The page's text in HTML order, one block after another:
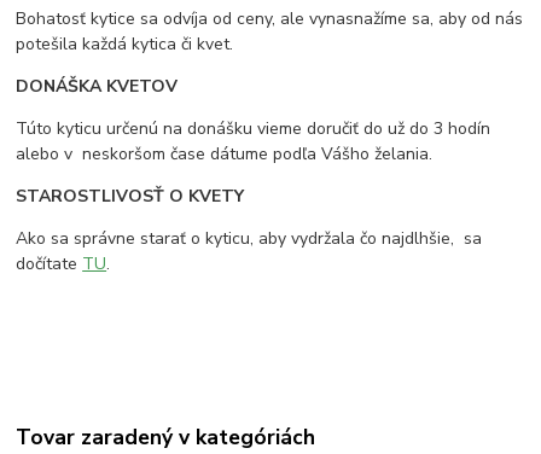
Bohatosť kytice sa odvíja od ceny, ale vynasnažíme sa, aby od nás
potešila každá kytica či kvet.
DONÁŠKA KVETOV
Túto kyticu určenú na donášku vieme doručiť do už do 3 hodín
alebo v neskoršom čase dátume podľa Vášho želania.
STAROSTLIVOSŤ O KVETY
Ako sa správne starať o kyticu, aby vydržala čo najdlhšie, sa
dočítate TU.
Tovar zaradený v kategóriách